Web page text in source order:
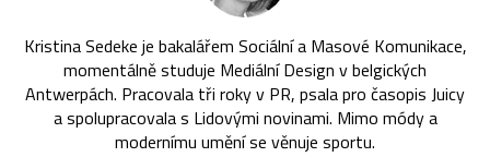
Kristina Sedeke je bakalářem Sociální a Masové Komunikace,
momentálně studuje Mediální Design v belgických
Antwerpách. Pracovala tři roky v PR, psala pro časopis Juicy
a spolupracovala s Lidovými novinami. Mimo módy a
modernímu umění se věnuje sportu.